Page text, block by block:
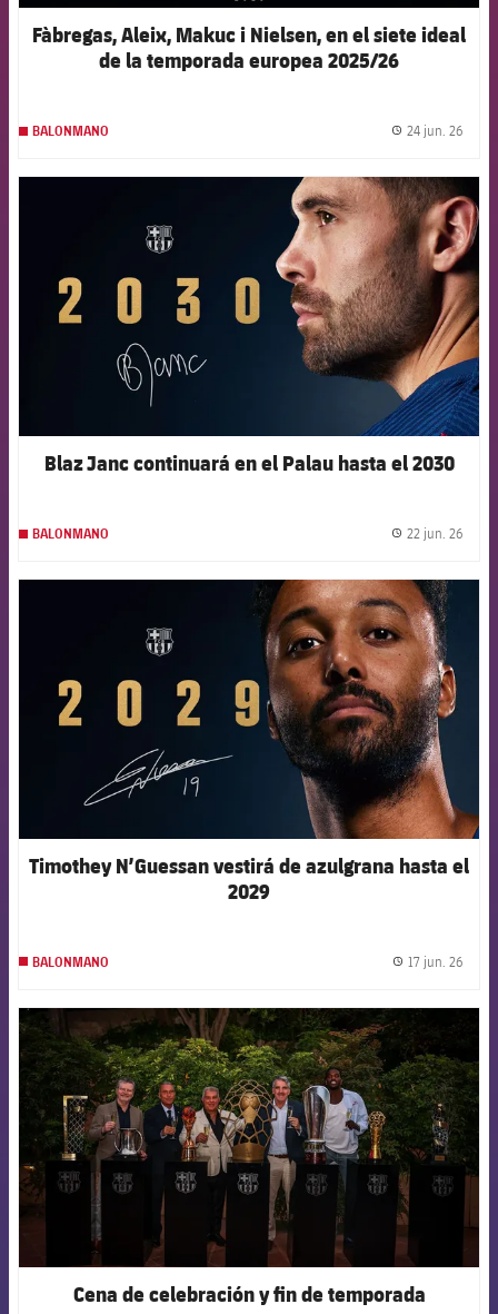
Fàbregas, Aleix, Makuc i Nielsen, en el siete ideal
de la temporada europea 2025/26
BALONMANO 24 jun. 26
FCB Barcelona badge
Blaz Janc continuará en el Palau hasta el 2030
BALONMANO 22 jun. 26
FCB Barcelona badge
Timothey N’Guessan vestirá de azulgrana hasta el
2029
BALONMANO 17 jun. 26
FCB Barcelona badge
Cena de celebración y fin de temporada